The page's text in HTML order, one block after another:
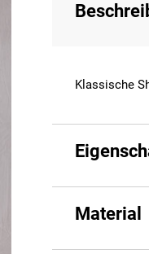
Klassische
Material